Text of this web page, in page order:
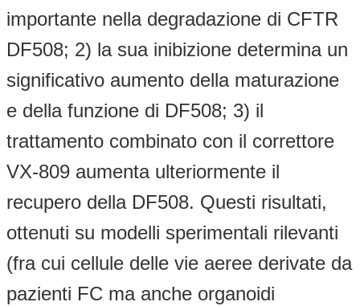
importante nella degradazione di CFTR
DF508; 2) la sua inibizione determina un
significativo aumento della maturazione
e della funzione di DF508; 3) il
trattamento combinato con il correttore
VX-809 aumenta ulteriormente il
recupero della DF508. Questi risultati,
ottenuti su modelli sperimentali rilevanti
(fra cui cellule delle vie aeree derivate da
pazienti FC ma anche organoidi